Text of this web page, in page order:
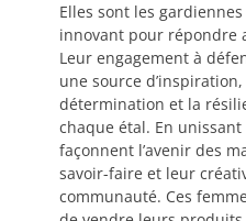
Elles sont les
innovant pour répondre
Leur engagement à
une source
détermination et la
chaque étal. En
façonnent l’avenir des
savoir-faire et leur
communauté. Ces